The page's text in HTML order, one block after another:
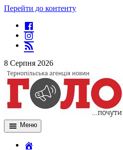
Перейти до контенту
8 Серпня 2026
Меню